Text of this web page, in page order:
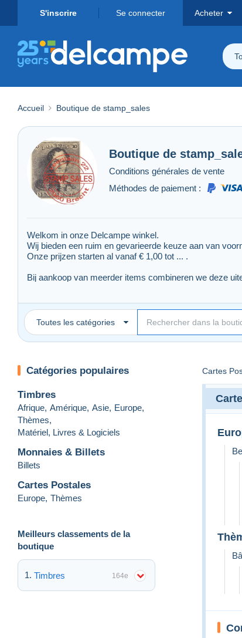
S'inscrire Se connecter Acheter
Accueil Boutique de stamp_sales
Boutique de
Conditions générales de vente
Méthodes de paiement :
Welkom in onze Delcampe winkel.
Wij bieden een ruim en gevarieerde keuze aan van
Onze prijzen starten al vanaf € 1,00 tot ... .
Bij aankoop van meerder items combineren we deze
Filitalistische groeten.
We offer a wide and varied choice of mainly Belgian
When purchasing multiple items, we will of course
Philitalist greetings.
Toutes les catégories
Catégories populaires
Timbres
Afrique, Amérique, Asie, Europe,
Thèmes,
Matériel, Livres & Logiciels
Monnaies & Billets
Billets
Cartes Postales
Europe, Thèmes
Meilleurs classements de la
boutique
Timbres 164e
Cartes